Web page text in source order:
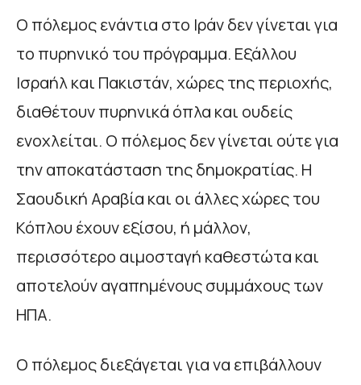
Ο πόλεμος ενάντια στο Ιράν δεν γίνεται για
το πυρηνικό του πρόγραμμα. Εξάλλου
Ισραήλ και Πακιστάν, χώρες της περιοχής,
διαθέτουν πυρηνικά όπλα και ουδείς
ενοχλείται. Ο πόλεμος δεν γίνεται ούτε για
την αποκατάσταση της δημοκρατίας. Η
Σαουδική Αραβία και οι άλλες χώρες του
Κόπλου έχουν εξίσου, ή μάλλον,
περισσότερο αιμοσταγή καθεστώτα και
αποτελούν αγαπημένους συμμάχους των
ΗΠΑ.
Ο πόλεμος διεξάγεται για να επιβάλλουν